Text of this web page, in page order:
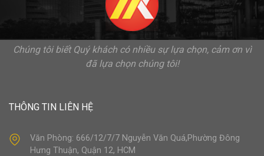
Chúng tôi biết Quý khách có nhiều sự lựa chọn, cảm ơn vì
đã lựa chọn chúng tôi!
THÔNG TIN LIÊN HỆ
Văn Phòng: 666/12/7/7 Nguyễn Văn Quá,Phường Đông
Hưng Thuận, Quận 12, HCM